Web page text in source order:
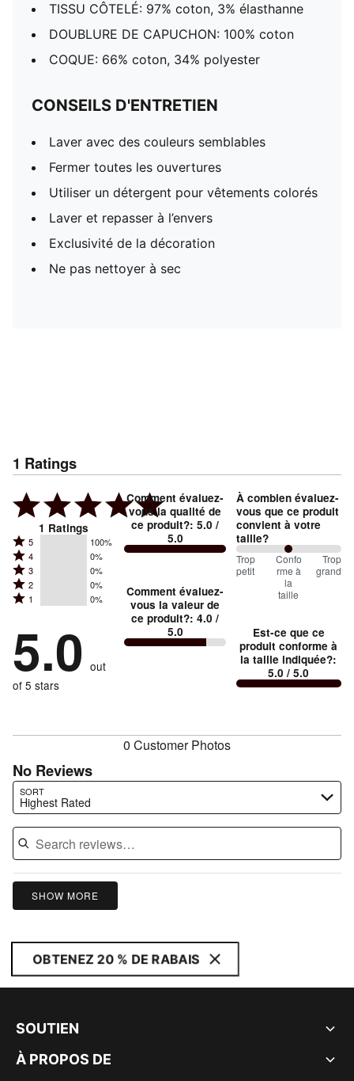
TISSU CÔTELÉ: 97% coton, 3% élasthanne
DOUBLURE DE CAPUCHON: 100% coton
COQUE: 66% coton, 34% polyester
CONSEILS D'ENTRETIEN
Laver avec des couleurs semblables
Fermer toutes les ouvertures
Utiliser un détergent pour vêtements colorés
Laver et repasser à l’envers
Exclusivité de la décoration
Ne pas nettoyer à sec
1 Ratings
1 Ratings
Rated
5
stars
by
of
reviewers
5 100%
Rated
4
stars
by
of
reviewers
4 0%
Rated
3
stars
0%
of
reviewers
3 0%
Rated
2
by
0%
of
reviewers
2 0%
Rated
stars
by
0%
of
1 0%
5.0 out
of 5 stars
Comment évaluez-
vous la qualité de
ce produit?:5.0 /
5.0
Comment évaluez-
vous la valeur de
ce produit?:4.0 /
5.0
À combien évaluez-
vous que ce produit
convient à votre
taille?
100
between
and
Conforme
à
Trop
petit
Confo
rme à
la
taille
Trop
grand
Est-ce que ce
produit conforme à
la taille indiquée?:
5.0 / 5.0
0 Customer Photos
No Reviews
SORT
Highest Rated
Search reviews…
SHOW MORE
OBTENEZ 20 % DE RABAIS
SOUTIEN
À PROPOS DE